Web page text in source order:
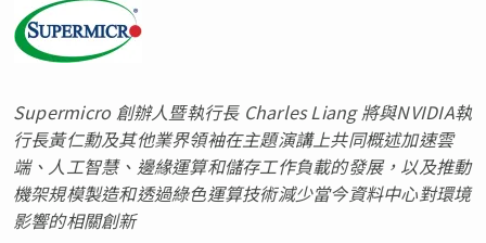
Supermicro 創辦人暨執行長 Charles Liang 將與NVIDIA執
行長黃仁勳及其他業界領袖在主題演講上共同概述加速雲
端、人工智慧、邊緣運算和儲存工作負載的發展，以及推動
機架規模製造和透過綠色運算技術減少當今資料中心對環境
影響的相關創新